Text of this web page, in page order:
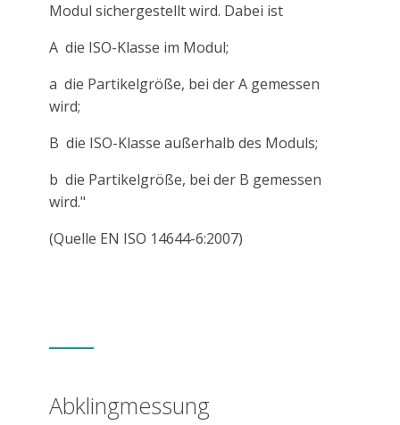
Modul sichergestellt wird. Dabei ist
A die ISO-Klasse im Modul;
a die Partikelgröße, bei der A gemessen
wird;
B die ISO-Klasse außerhalb des Moduls;
b die Partikelgröße, bei der B gemessen
wird."
(Quelle EN ISO 14644-6:2007)
Abklingmessung